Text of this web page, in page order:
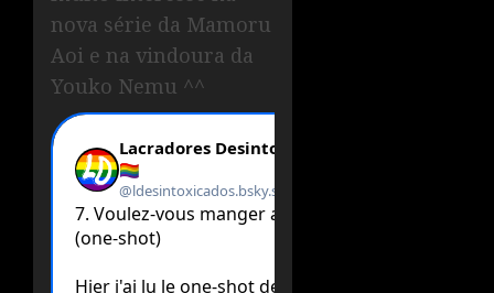
nova série da Mamoru
Aoi e na vindoura da
Youko Nemu ^^